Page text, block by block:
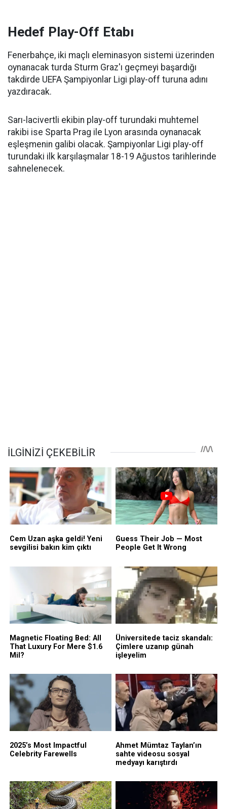
Hedef Play-Off Etabı
Fenerbahçe, iki maçlı eleminasyon sistemi üzerinden
oynanacak turda Sturm Graz'ı geçmeyi başardığı
takdirde UEFA Şampiyonlar Ligi play-off turuna adını
yazdıracak.
Sarı-lacivertli ekibin play-off turundaki muhtemel
rakibi ise Sparta Prag ile Lyon arasında oynanacak
eşleşmenin galibi olacak. Şampiyonlar Ligi play-off
turundaki ilk karşılaşmalar 18-19 Ağustos tarihlerinde
sahnelenecek.